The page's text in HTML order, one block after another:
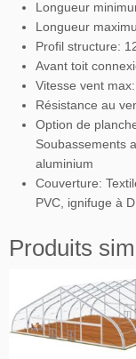
Longueur
Longueur
Profil structure:
Avant toit
Vitesse vent
Résistance au
Option de
Soubassements
aluminium
Couverture:
PVC, ignifuge à
Produits